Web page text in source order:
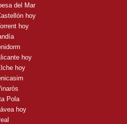
del Mar
hoy
hoy
hoy
hoy
Pola
hoy